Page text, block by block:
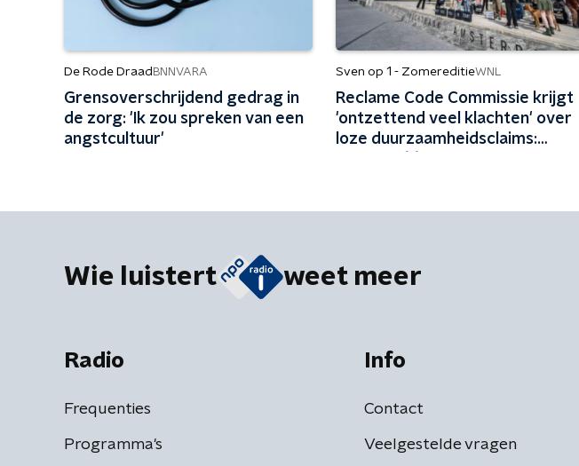
De Rode Draad BNNVARA
Grensoverschrijdend gedrag in
de zorg: 'Ik zou spreken van een
angstcultuur'
Sven op 1 - ZomereditieWNL
Reclame Code Commissie krijgt
'ontzettend veel klachten' over
loze duurzaamheidsclaims:
Wie luistert weet meer
Radio
Frequenties
Programma's
Info
Contact
Veelgestelde vragen